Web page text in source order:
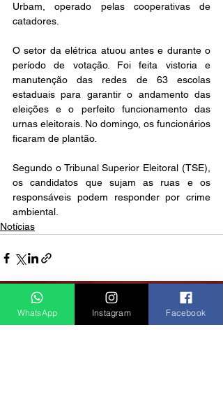
Urbam, operado pelas cooperativas de
catadores.
O setor da elétrica atuou antes e durante o
período de votação. Foi feita vistoria e
manutenção das redes de 63 escolas
estaduais para garantir o andamento das
eleições e o perfeito funcionamento das
urnas eleitorais. No domingo, os funcionários
ficaram de plantão.
Segundo o Tribunal Superior Eleitoral (TSE),
os candidatos que sujam as ruas e os
responsáveis podem responder por crime
ambiental.
Notícias
Posts recentes Ver tudo
WhatsApp Instagram Facebook